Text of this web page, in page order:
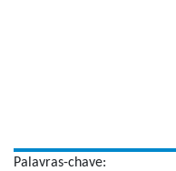
Palavras-chave: